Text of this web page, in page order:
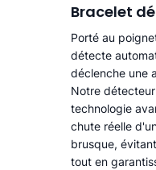
Bracelet
Porté au
détecte
déclenche une
Notre
technologie
chute réelle
brusque,
tout en